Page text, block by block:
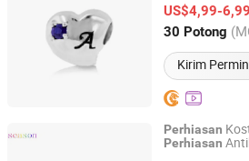
US$4,99-6,99
30 Potong
Kirim
Guangdong, China
Perhiasan
Perhiasan
Hongkong Season Jewelry Co.,